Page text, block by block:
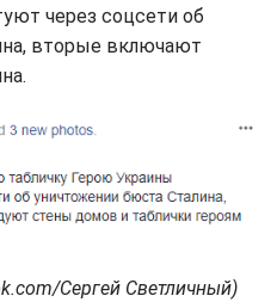
через соцсети об
вторые включают
Сергей Светличный)